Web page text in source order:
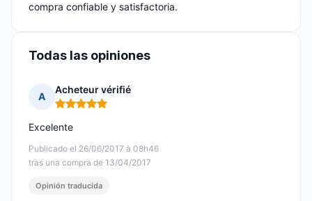
compra confiable y satisfactoria.
Todas las opiniones
A
Acheteur vérifié
Nota: 5 de 5
Publicado el 26/06/2017 à 08h46
tras una compra de 13/04/2017
Excelente
Opinión traducida